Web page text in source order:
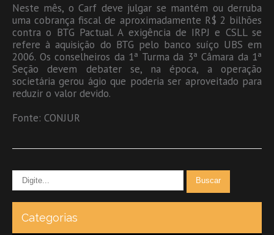
Neste mês, o Carf deve julgar se mantém ou derruba
uma cobrança fiscal de aproximadamente R$ 2 bilhões
contra o BTG Pactual. A exigência de IRPJ e CSLL se
refere à aquisição do BTG pelo banco suíço UBS em
2006. Os conselheiros da 1ª Turma da 3ª Câmara da 1ª
Seção devem debater se, na época, a operação
societária gerou ágio que poderia ser aproveitado para
reduzir o valor devido.
Fonte: CONJUR
Categorias